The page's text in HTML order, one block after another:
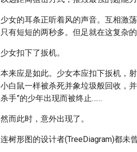
少女的耳条正听着风的声音。互相激
只有短短的两秒多。但足就在这复杂
少女扣下了扳机。
本来应是如此。少女本应扣下扳机，
小白鼠一样被杀死并象垃圾般回收，
杀手”的少年出现而被终止……
然而此时，意外出现了。
连树形图的设计者(TreeDiagram)都未